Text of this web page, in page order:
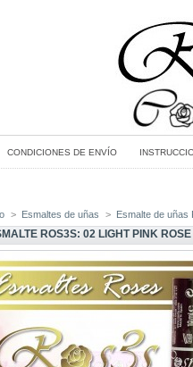
CONDICIONES DE ENVÍO
> Esmaltes de uñas > Esmalte de uñas
ROS3S: 02 LIGHT PINK ROSE